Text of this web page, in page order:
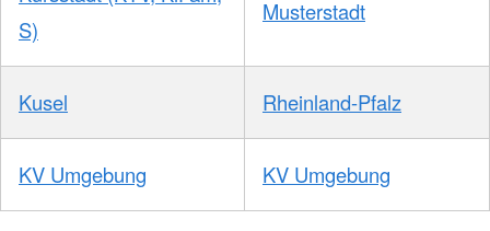
S)
Musterstadt
Kusel Rheinland-Pfalz
KV Umgebung KV Umgebung